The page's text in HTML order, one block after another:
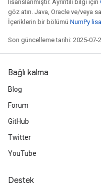
lisanslanmıştır. Ayrıntılı bilgi için
göz atın. Java, Oracle ve/veya
İçeriklerin bir bölümü NumPy
Son güncelleme tarihi: 2025-07-
Bağlı kalma
Blog
Forum
GitHub
Twitter
YouTube
Destek